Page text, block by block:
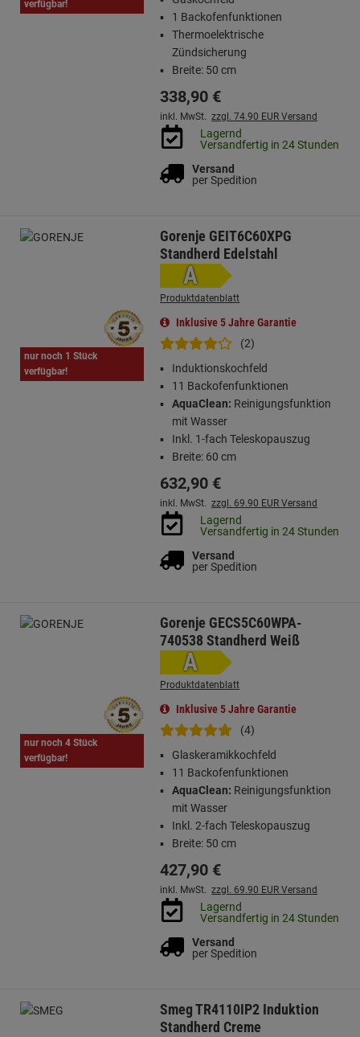
verfügbar!
1 Backofenfunktionen
Thermoelektrische
Zündsicherung
Breite: 50 cm
338,90 €
inkl. MwSt. zzgl. 74.90 EUR Versand
Lagernd
Versandfertig in 24 Stunden
Versand
per Spedition
nur noch 1 Stück
verfügbar!
Gorenje GEIT6C60XPG
Standherd Edelstahl
A
Produktdatenblatt
Inklusive 5 Jahre Garantie
(2)
Induktionskochfeld
11 Backofenfunktionen
AquaClean: Reinigungsfunktion
mit Wasser
Inkl. 1-fach Teleskopauszug
Breite: 60 cm
632,90 €
inkl. MwSt. zzgl. 69.90 EUR Versand
Lagernd
Versandfertig in 24 Stunden
Versand
per Spedition
nur noch 4 Stück
verfügbar!
Gorenje GECS5C60WPA-
740538 Standherd Weiß
A
Produktdatenblatt
Inklusive 5 Jahre Garantie
(4)
Glaskeramikkochfeld
11 Backofenfunktionen
AquaClean: Reinigungsfunktion
mit Wasser
Inkl. 2-fach Teleskopauszug
Breite: 50 cm
427,90 €
inkl. MwSt. zzgl. 69.90 EUR Versand
Lagernd
Versandfertig in 24 Stunden
Versand
per Spedition
Smeg TR4110IP2 Induktion
Standherd Creme